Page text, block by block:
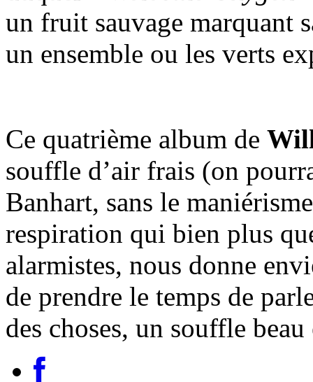
un fruit sauvage marquant
un ensemble ou les verts
Ce quatrième album de
souffle d’air frais (on
Banhart, sans le
respiration qui bien plus
alarmistes, nous donne
de prendre le temps de
des choses, un souffle